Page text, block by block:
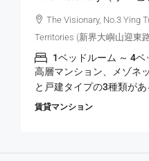
The Visionary, No.3 Ying
Territories (新界大嶼山迎東
1ベッドルーム ～ 4ベ
高層マンション、メゾネ
と戸建タイプの3種類があ
賃貸マンション